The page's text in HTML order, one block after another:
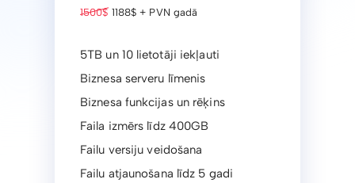
1500$1188$ + PVN gadā
5TB un 10 lietotāji iekļauti
Biznesa serveru līmenis
Biznesa funkcijas un rēķins
Faila izmērs līdz 400GB
Failu versiju veidošana
Failu atjaunošana līdz 5 gadi